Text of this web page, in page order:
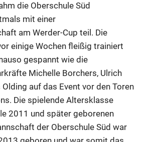
die Oberschule Süd
mit einer
am Werder-Cup teil. Die
einige Wochen fleißig trainiert
gespannt wie die
Michelle Borchers, Ulrich
auf das Event vor den Toren
Die spielende Altersklasse
2011 und später geborenen
der Oberschule Süd war